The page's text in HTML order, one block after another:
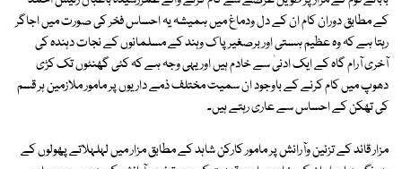
کے مطابق دوران کام ان کے دل ودماغ میں ہمیشہ یہ احساس فخر کی صورت میں اجاگر
رہتا ہے کہ وہ عظیم ہستی اور برصغیر پا ک وہند کے مسلمانوں کے نجات دہندہ کی
آخری آرام گاہ کے ایک ادنیٰ سے خادم ہیں اور یہی وجہ ہے کہ کئی گھنٹوں تک کڑی
دھوپ میں کام کرنے کے باوجود ان سمیت مختلف ذمے داریوں پر مامور ملازمین ہر قسم
کی تھکن کے احساس سے عاری رہتے ہیں۔
مزار قائد کے تزئین وآرائش پر مامور کارکن شاہد کے مطابق مزار میں لہلہلاتے پھولوں کے